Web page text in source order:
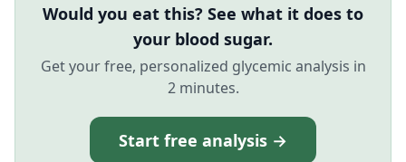
Would you eat this? See what it does to
your blood sugar.
Get your free, personalized glycemic analysis in
2 minutes.
Start free analysis →